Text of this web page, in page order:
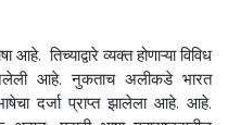
तिच्याद्वारे व्यक्त होणाऱ्या विविध
आहे. नुकताच अलीकडे भारत
दर्जा प्राप्त झालेला आहे. आहे.